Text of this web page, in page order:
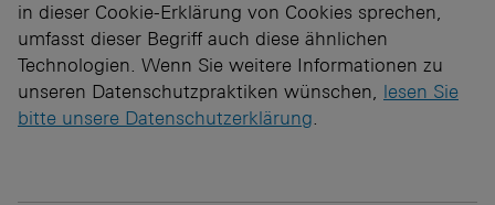
in dieser Cookie-Erklärung von Cookies sprechen,
umfasst dieser Begriff auch diese ähnlichen
Technologien. Wenn Sie weitere Informationen zu
unseren Datenschutzpraktiken wünschen, lesen Sie
bitte unsere Datenschutzerklärung.